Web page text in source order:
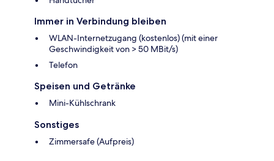
Immer in Verbindung bleiben
WLAN-Internetzugang (kostenlos) (mit einer
Geschwindigkeit von > 50 MBit/s)
Telefon
Speisen und Getränke
Mini-Kühlschrank
Sonstiges
Zimmersafe (Aufpreis)